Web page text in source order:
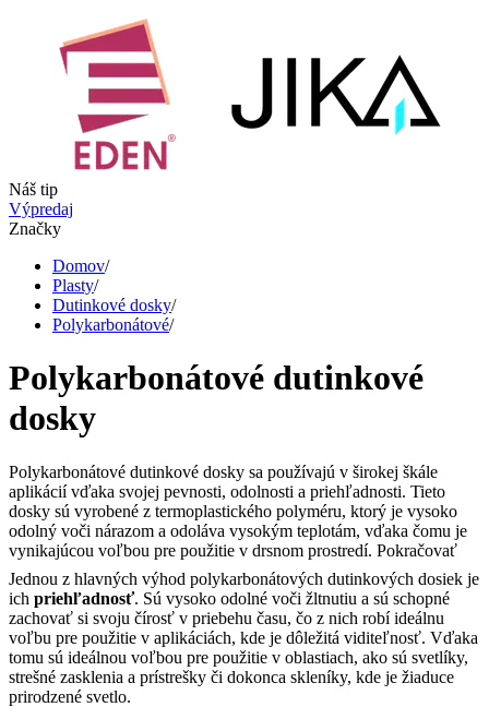
Náš tip
Výpredaj
Značky
Domov/
Plasty/
Dutinkové dosky/
Polykarbonátové/
Polykarbonátové dutinkové
dosky
Polykarbonátové dutinkové dosky sa používajú v širokej škále
aplikácií vďaka svojej pevnosti, odolnosti a priehľadnosti. Tieto
dosky sú vyrobené z termoplastického polyméru, ktorý je vysoko
odolný voči nárazom a odoláva vysokým teplotám, vďaka čomu je
vynikajúcou voľbou pre použitie v drsnom prostredí. Pokračovať
Jednou z hlavných výhod polykarbonátových dutinkových dosiek je
ich priehľadnosť. Sú vysoko odolné voči žltnutiu a sú schopné
zachovať si svoju čírosť v priebehu času, čo z nich robí ideálnu
voľbu pre použitie v aplikáciách, kde je dôležitá viditeľnosť. Vďaka
tomu sú ideálnou voľbou pre použitie v oblastiach, ako sú svetlíky,
strešné zasklenia a prístrešky či dokonca skleníky, kde je žiaduce
prirodzené svetlo.